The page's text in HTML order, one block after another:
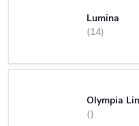
Lumina
14
Olympia